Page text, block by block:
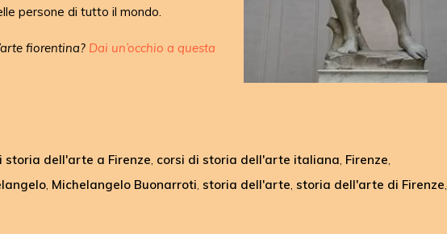
persone di tutto il mondo.
fiorentina? Dai un’occhio a questa
storia dell'arte a Firenze, corsi di storia dell'arte italiana, Firenze,
, Michelangelo Buonarroti, storia dell'arte, storia dell'arte di Firenze,